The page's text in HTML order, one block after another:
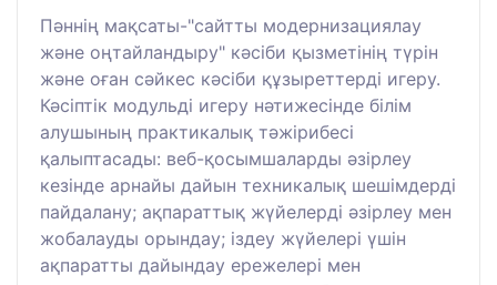
Пәннің мақсаты-"сайтты модернизациялау
және оңтайландыру" кәсіби қызметінің түрін
және оған сәйкес кәсіби құзыреттерді игеру.
Кәсіптік модульді игеру нәтижесінде білім
алушының практикалық тәжірибесі
қалыптасады: веб-қосымшаларды әзірлеу
кезінде арнайы дайын техникалық шешімдерді
пайдалану; ақпараттық жүйелерді әзірлеу мен
жобалауды орындау; іздеу жүйелері үшін
ақпаратты дайындау ережелері мен